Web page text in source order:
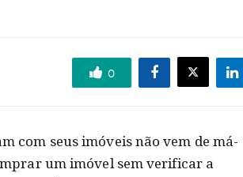
0
com seus imóveis não vem de má-
um imóvel sem verificar a